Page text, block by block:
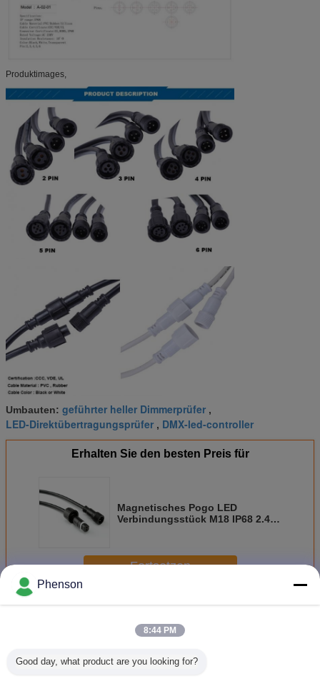
Produktimages,
Umbauten: geführter heller Dimmerprüfer ,
LED-Direktübertragungsprüfer , DMX-led-controller
Erhalten Sie den besten Preis für
Magnetisches Pogo LED
Verbindungsstück M18 IP68 2.4A
Fortsetzen
MehrLED Licht Controller
Phenson
8:44 PM
Good day, what product are you looking for?